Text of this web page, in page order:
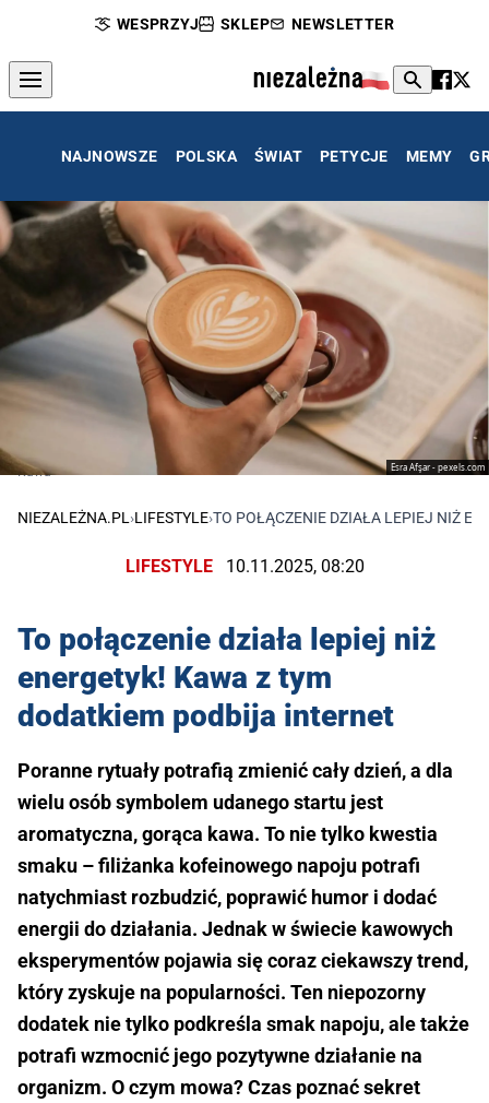
WESPRZYJ SKLEP NEWSLETTER
NAJNOWSZE POLSKA ŚWIAT PETYCJE MEMY
Esra Afşar - pexels.com
Kawa
NIEZALEŻNA.PL ›LIFESTYLE›TO POŁĄCZENIE DZIAŁA LEPIEJ NIŻ
LIFESTYLE 10.11.2025, 08:20
To połączenie działa lepiej niż
energetyk! Kawa z tym
dodatkiem podbija internet
Poranne rytuały potrafią zmienić cały dzień, a dla
wielu osób symbolem udanego startu jest
aromatyczna, gorąca kawa. To nie tylko kwestia
smaku – filiżanka kofeinowego napoju potrafi
natychmiast rozbudzić, poprawić humor i dodać
energii do działania. Jednak w świecie kawowych
eksperymentów pojawia się coraz ciekawszy trend,
który zyskuje na popularności. Ten niepozorny
dodatek nie tylko podkreśla smak napoju, ale także
potrafi wzmocnić jego pozytywne działanie na
organizm. O czym mowa? Czas poznać sekret